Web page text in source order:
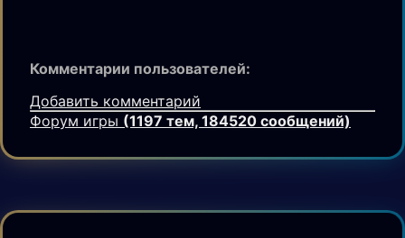
Комментарии пользователей:
Добавить комментарий
Форум игры (1197 тем, 184520 сообщений)